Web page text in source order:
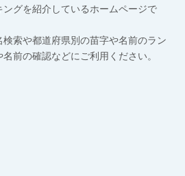
グを紹介しているホームページで
索や都道府県別の苗字や名前のラン
前の確認などにご利用ください。